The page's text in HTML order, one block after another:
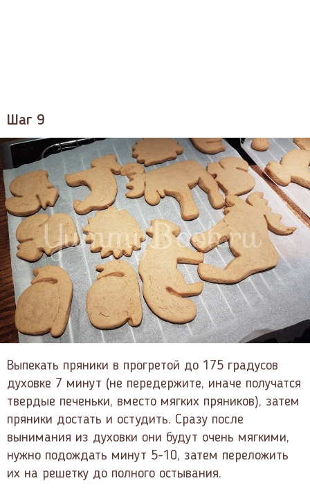
Шаг 9
Выпекать пряники в прогретой до 175 градусов
духовке 7 минут (не передержите, иначе получатся
твердые печеньки, вместо мягких пряников), затем
пряники достать и остудить. Сразу после
вынимания из духовки они будут очень мягкими,
нужно подождать минут 5-10, затем переложить
их на решетку до полного остывания.